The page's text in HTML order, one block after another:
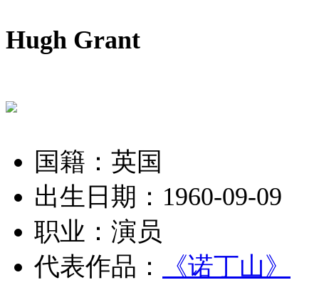
Hugh Grant
国籍：英国
出生日期：1960-09-09
职业：演员
代表作品：
《诺丁山》